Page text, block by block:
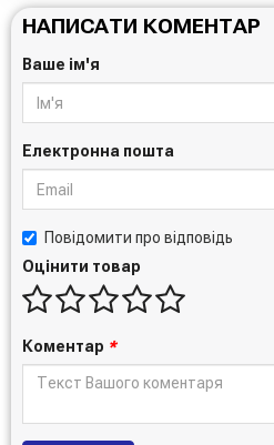
НАПИСАТИ КОМЕНТАР
Ваше ім'я
Електронна пошта
Повідомити про відповідь
Оцінити товар
Коментар *